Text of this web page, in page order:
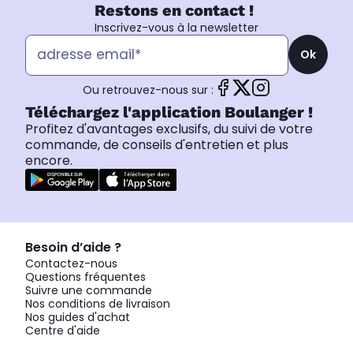
Restons en contact !
Inscrivez-vous à la newsletter
Ok
Ou retrouvez-nous sur :
Téléchargez l'application Boulanger !
Profitez d'avantages exclusifs, du suivi de votre
commande, de conseils d'entretien et plus
encore.
Besoin d’aide ?
Contactez-nous
Questions fréquentes
Suivre une commande
Nos conditions de livraison
Nos guides d'achat
Centre d'aide